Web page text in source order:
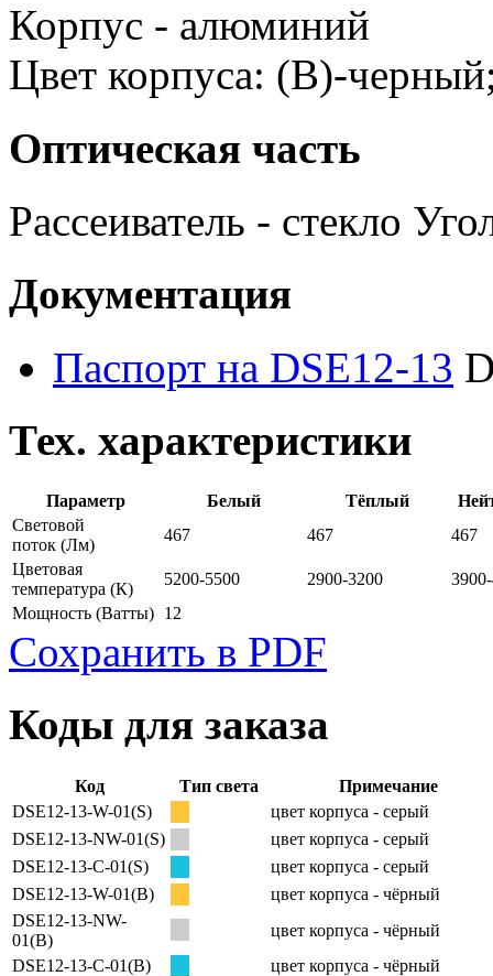
Корпус - алюминий
Цвет корпуса: (B)-
Оптическая часть
Рассеиватель - стекло
Документация
Паспорт на DSE12-13
Тех. характеристики
Параметр Белый Тёплый
Световой
поток (Лм)
467 467
467
Цветовая
температура (К)
5200-5500 2900-3200
Мощность (Ватты) 12
Сохранить в PDF
Коды для заказа
Код Тип света
Примечание
DSE12-13-W-01(S)
цвет корпуса - серый
DSE12-13-NW-01(S)
цвет корпуса - серый
DSE12-13-C-01(S)
цвет корпуса - серый
DSE12-13-W-01(B)
цвет корпуса - чёрный
DSE12-13-NW-
01(B)
цвет корпуса - чёрный
DSE12-13-C-01(B)
цвет корпуса - чёрный